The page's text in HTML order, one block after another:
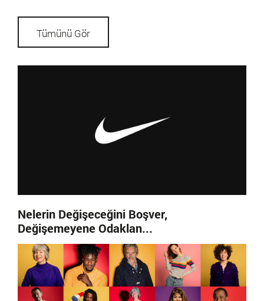
Tümünü Gör
Nelerin Değişeceğini Boşver,
Değişemeyene Odaklan...